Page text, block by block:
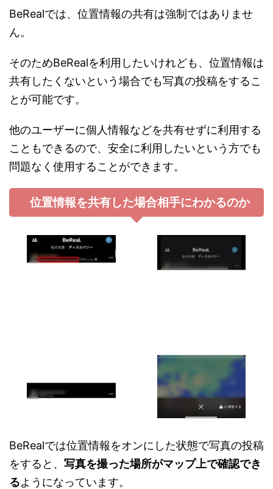
BeRealでは、位置情報の共有は強制ではありませ
ん。
そのためBeRealを利用したいけれども、位置情報は
共有したくないという場合でも写真の投稿をするこ
とが可能です。
他のユーザーに個人情報などを共有せずに利用する
こともできるので、安全に利用したいという方でも
問題なく使用することができます。
位置情報を共有した場合相手にわかるのか
BeRealでは位置情報をオンにした状態で写真の投稿
をすると、 写真を撮った場所がマップ上で確認でき
るようになっています。